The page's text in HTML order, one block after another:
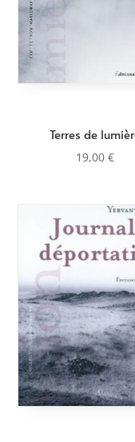
Terres de
19,00€